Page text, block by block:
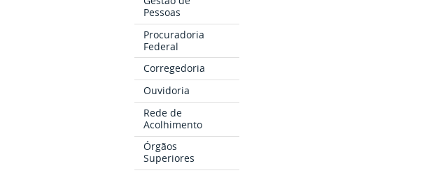
Pessoas
Procuradoria
Federal
Corregedoria
Ouvidoria
Rede de
Acolhimento
Órgãos
Superiores